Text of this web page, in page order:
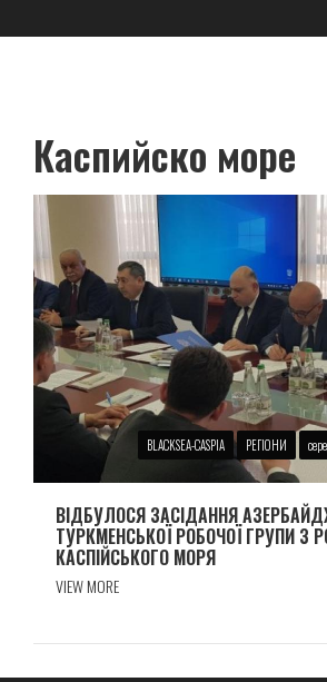
навіґації
Каспийско море
BLACKSEA-CASPIA РЕГІОНИ
ВІДБУЛОСЯ ЗАСІДАННЯ
ТУРКМЕНСЬКОЇ РОБОЧОЇ ГРУПИ З
КАСПІЙСЬКОГО МОРЯ
VIEW MORE